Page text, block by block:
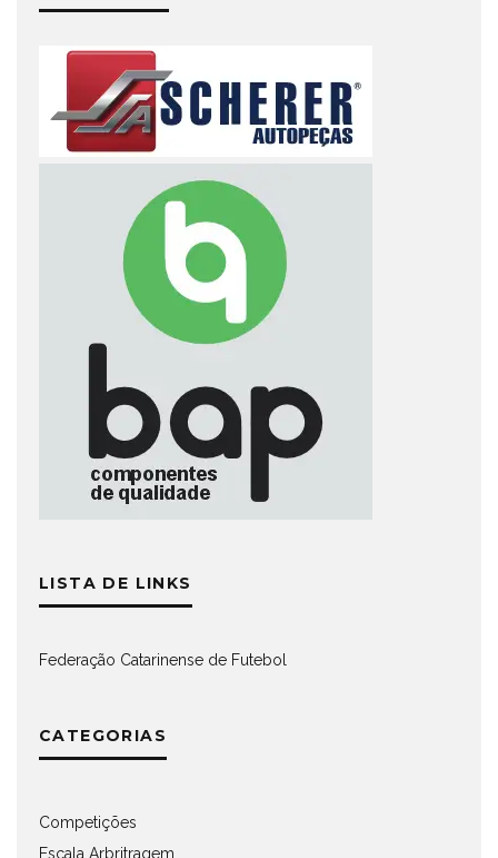
LISTA DE LINKS
Federação Catarinense de Futebol
CATEGORIAS
Competições
Escala Arbritragem